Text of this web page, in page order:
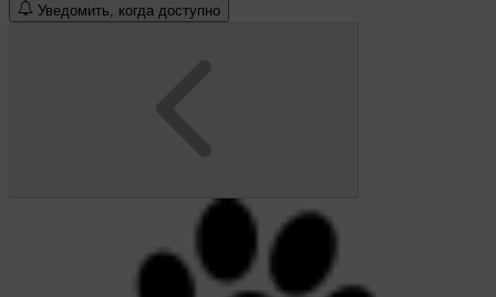
Уведомить, когда доступно